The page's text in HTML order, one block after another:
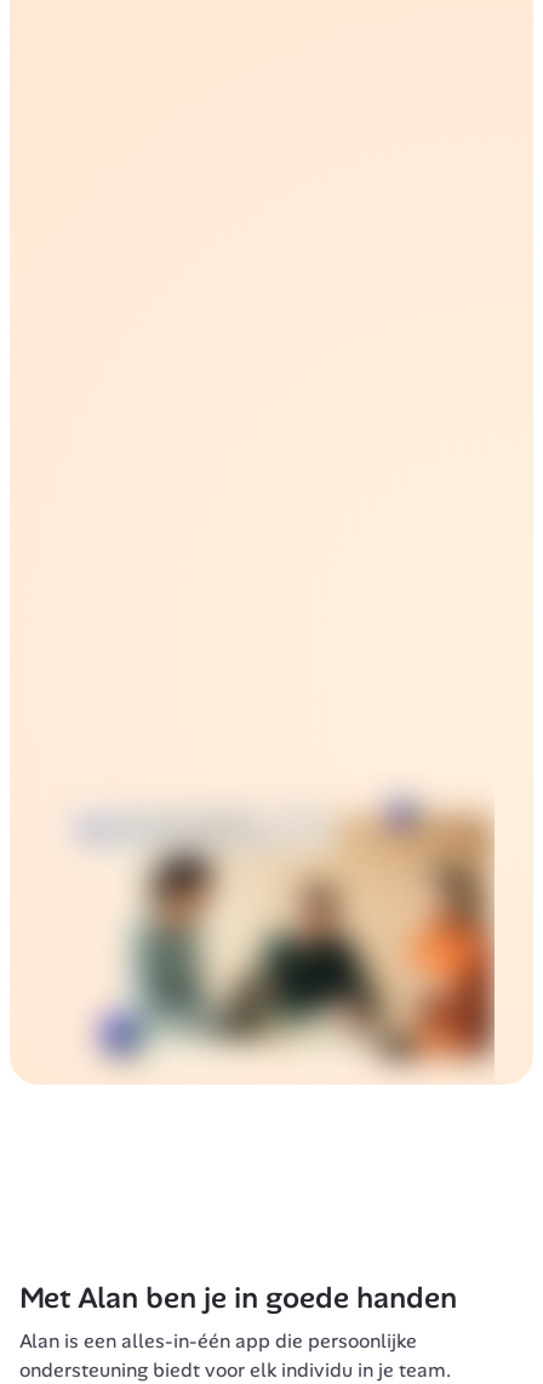
Met Alan ben je in goede handen
Alan is een alles-in-één app die persoonlijke
ondersteuning biedt voor elk individu in je team.